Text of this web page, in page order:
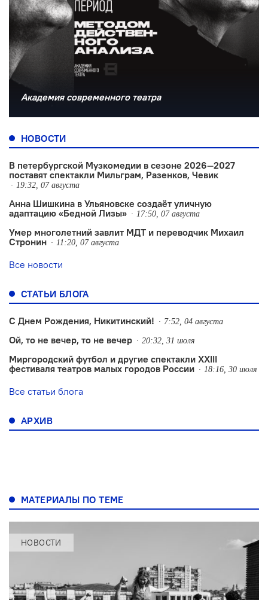
Академия современного театра
НОВОСТИ
В петербургской Музкомедии в сезоне 2026—2027
поставят спектакли Мильграм, Разенков, Чевик
19:32, 07 августа
Анна Шишкина в Ульяновске создаëт уличную
адаптацию «Бедной Лизы»
17:50, 07 августа
Умер многолетний завлит МДТ и переводчик Михаил
Стронин
11:20, 07 августа
Все новости
СТАТЬИ БЛОГА
С Днем Рождения, Никитинский! 7:52, 04 августа
Ой, то не вечер, то не вечер 20:32, 31 июля
Миргородский футбол и другие спектакли XXIII
фестиваля театров малых городов России
18:16, 30 июля
Все статьи блога
АРХИВ
МАТЕРИАЛЫ ПО ТЕМЕ
НОВОСТИ